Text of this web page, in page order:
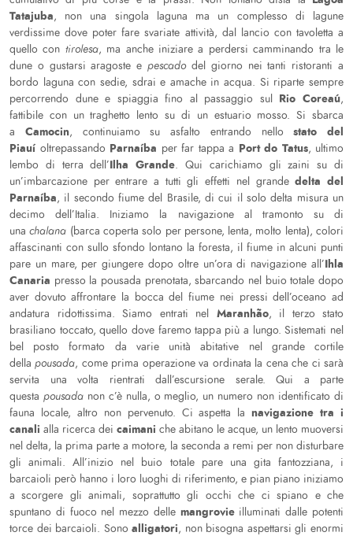
Tatajuba, non una singola laguna ma un complesso di lagune
verdissime dove poter fare svariate attività, dal lancio con tavoletta a
quello con tirolesa, ma anche iniziare a perdersi camminando tra le
dune o gustarsi aragoste epescadodel giorno nei tanti ristoranti a
bordo laguna con sedie, sdrai e amache in acqua. Si riparte sempre
percorrendo dune e spiaggia fino al passaggio sul Rio Coreaú,
fattibile con un traghetto lento su di un estuario mosso. Si sbarca
a Camocin, continuiamo su asfalto entrando nellostato del
Piauí oltrepassando Parnaíba per far tappa a Port do Tatus, ultimo
lembo di terra dell’Ilha Grande. Qui carichiamo gli zaini su di
un’imbarcazione per entrare a tutti gli effetti nel grandedelta del
Parnaíba, il secondo fiume del Brasile, di cui il solo delta misura un
decimo dell’Italia. Iniziamo la navigazione al tramonto su di
unachalana (barca coperta solo per persone, lenta, molto lenta), colori
affascinanti con sullo sfondo lontano la foresta, il fiume in alcuni punti
pare un mare, per giungere dopo oltre un’ora di navigazione all’Ihla
Canaria presso la pousada prenotata, sbarcando nel buio totale dopo
aver dovuto affrontare la bocca del fiume nei pressi dell’oceano ad
andatura ridottissima. Siamo entrati nel Maranhão, il terzo stato
brasiliano toccato, quello dove faremo tappa più a lungo. Sistemati nel
bel posto formato da varie unità abitative nel grande cortile
dellapousada, come prima operazione va ordinata la cena che ci sarà
servita una volta rientrati dall’escursione serale. Qui a parte
questa pousada non c’è nulla, o meglio, un numero non identificato di
fauna locale, altro non pervenuto. Ci aspetta lanavigazione tra i
canali alla ricerca dei caimani che abitano le acque, un lento muoversi
nel delta, la prima parte a motore, la seconda a remi per non disturbare
gli animali. All’inizio nel buio totale pare una gita fantozziana, i
barcaioli però hanno i loro luoghi di riferimento, e pian piano iniziamo
a scorgere gli animali, soprattutto gli occhi che ci spiano e che
spuntano di fuoco nel mezzo delle mangrovie illuminati dalle potenti
torce dei barcaioli. Sonoalligatori, non bisogna aspettarsi gli enormi